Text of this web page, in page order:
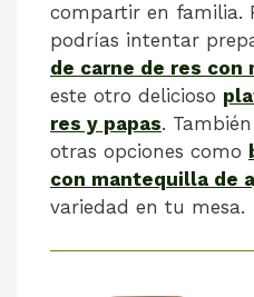
compartir en familia.
podrías intentar
de carne de res con
este otro delicioso
res y papas.
otras opciones como
con mantequilla de
variedad en tu mesa.